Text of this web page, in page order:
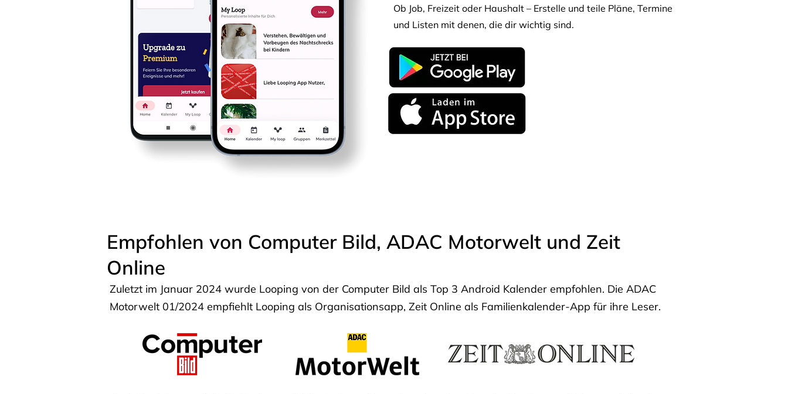
Ob Job, Freizeit oder Haushalt – Erstelle und teile Pläne, Termine
und Listen mit denen, die dir wichtig sind.
Empfohlen von Computer Bild, ADAC Motorwelt und Zeit
Online
Zuletzt im Januar 2024 wurde Looping von der Computer Bild als Top 3 Android Kalender empfohlen. Die ADAC
Motorwelt 01/2024 empfiehlt Looping als Organisationsapp, Zeit Online als Familienkalender-App für ihre Leser.